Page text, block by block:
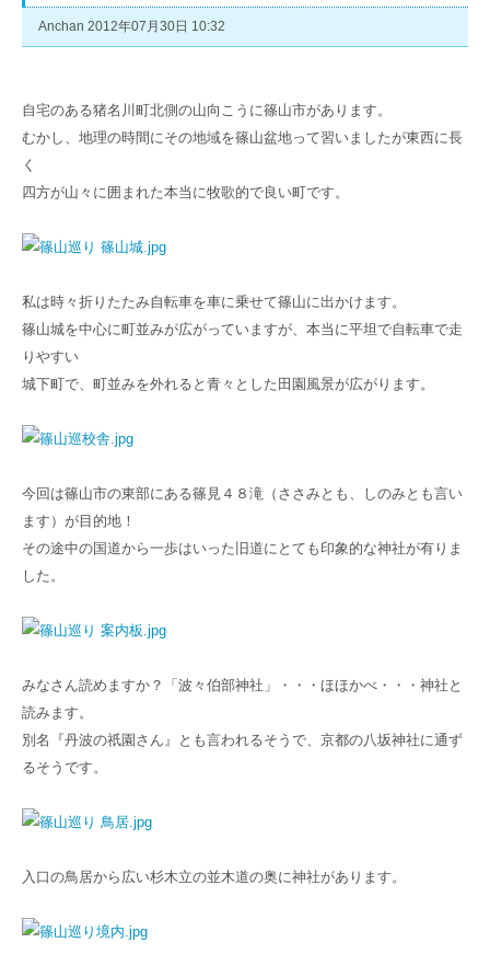
Anchan 2012年07月30日 10:32
自宅のある猪名川町北側の山向こうに篠山市があります。
むかし、地理の時間にその地域を篠山盆地って習いましたが東西に長
く
四方が山々に囲まれた本当に牧歌的で良い町です。
私は時々折りたたみ自転車を車に乗せて篠山に出かけます。
篠山城を中心に町並みが広がっていますが、本当に平坦で自転車で走
りやすい
城下町で、町並みを外れると青々とした田園風景が広がります。
今回は篠山市の東部にある篠見４８滝（ささみとも、しのみとも言い
ます）が目的地！
その途中の国道から一歩はいった旧道にとても印象的な神社が有りま
した。
みなさん読めますか？「波々伯部神社」・・・ほほかべ・・・神社と
読みます。
別名『丹波の祇園さん』とも言われるそうで、京都の八坂神社に通ず
るそうです。
入口の鳥居から広い杉木立の並木道の奥に神社があります。